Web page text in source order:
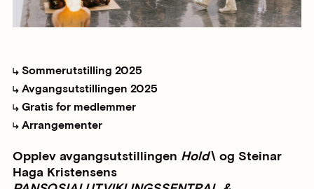
Sommerutstilling 2025
Avgangsutstillingen 2025
Gratis for medlemmer
Arrangementer
Opplev avgangsutstillingen Hold\ og Steinar
Haga Kristensens